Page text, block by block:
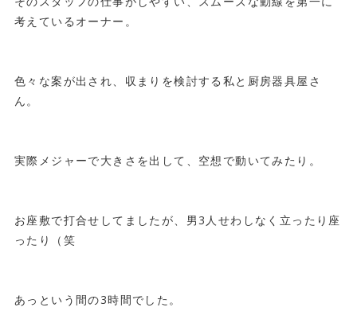
考えているオーナー。
色々な案が出され、収まりを検討する私と厨房器具屋さ
ん。
実際メジャーで大きさを出して、空想で動いてみたり。
お座敷で打合せしてましたが、男3人せわしなく立ったり座
ったり（笑
あっという間の3時間でした。